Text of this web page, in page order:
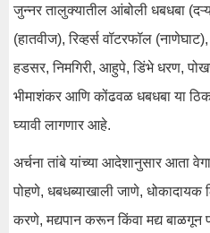
जुन्नर तालुक्यातील आंबोली धबधबा
(हातवीज), रिव्हर्स वॉटरफॉल
हडसर, निमगिरी, आहुपे, डिंभे धरण,
भीमाशंकर आणि कोंढवळ धबधबा या
घ्यावी लागणार आहे.
अर्चना तांबे यांच्या आदेशानुसार आता
पोहणे, धबधब्याखाली जाणे, धोकादायक
करणे, मद्यपान करून किंवा मद्य